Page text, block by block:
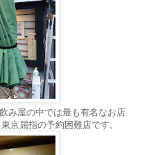
み屋の中では最も有名なお店
京屈指の予約困難店です。